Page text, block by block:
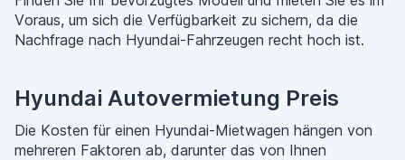
Voraus, um sich die Verfügbarkeit zu sichern, da die
Nachfrage nach Hyundai-Fahrzeugen recht hoch ist.
Hyundai Autovermietung Preis
Die Kosten für einen Hyundai-Mietwagen hängen von
mehreren Faktoren ab, darunter das von Ihnen